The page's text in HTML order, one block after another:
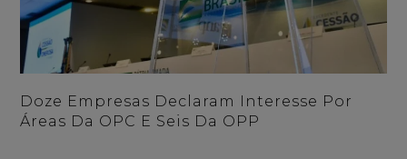
Doze Empresas Declaram Interesse Por
Áreas Da OPC E Seis Da OPP